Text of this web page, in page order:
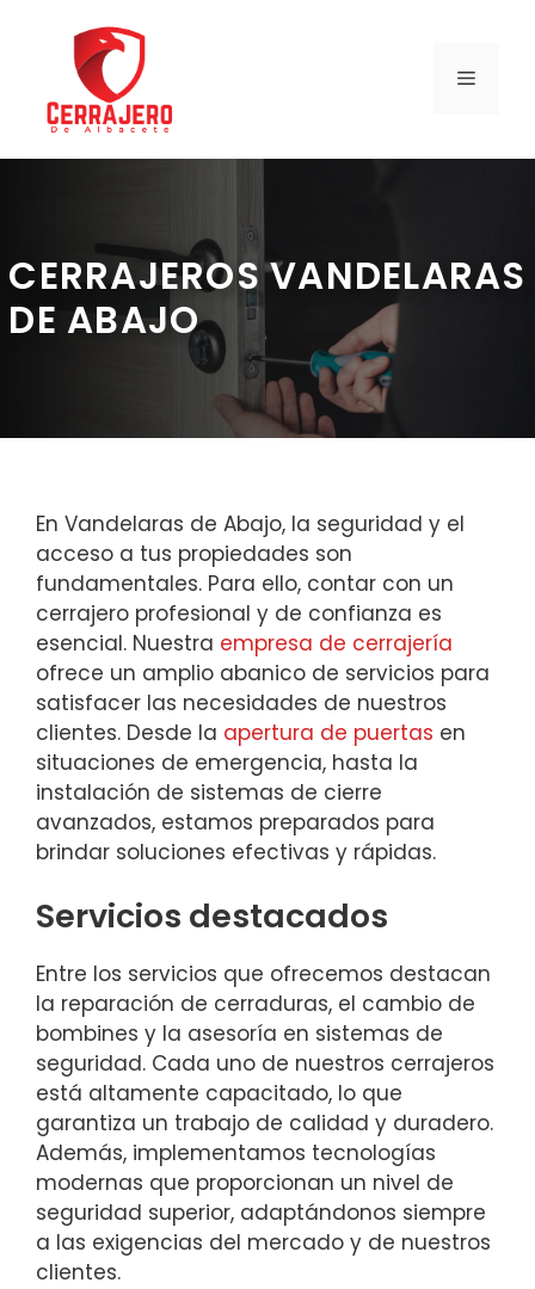
contenido
MENÚ
CERRAJEROS VANDELARAS
DE ABAJO
En Vandelaras de Abajo, la seguridad y el
acceso a tus propiedades son
fundamentales. Para ello, contar con un
cerrajero profesional y de confianza es
esencial. Nuestra empresa de cerrajería
ofrece un amplio abanico de servicios para
satisfacer las necesidades de nuestros
clientes. Desde la apertura de puertas en
situaciones de emergencia, hasta la
instalación de sistemas de cierre
avanzados, estamos preparados para
brindar soluciones efectivas y rápidas.
Servicios destacados
Entre los servicios que ofrecemos destacan
la reparación de cerraduras, el cambio de
bombines y la asesoría en sistemas de
seguridad. Cada uno de nuestros cerrajeros
está altamente capacitado, lo que
garantiza un trabajo de calidad y duradero.
Además, implementamos tecnologías
modernas que proporcionan un nivel de
seguridad superior, adaptándonos siempre
a las exigencias del mercado y de nuestros
clientes.